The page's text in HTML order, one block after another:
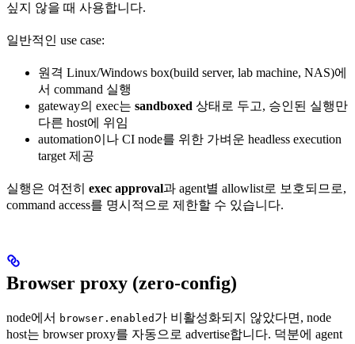
싶지 않을 때 사용합니다.
일반적인 use case:
원격 Linux/Windows box(build server, lab machine, NAS)에
서 command 실행
gateway의 exec는 sandboxed 상태로 두고, 승인된 실행만
다른 host에 위임
automation이나 CI node를 위한 가벼운 headless execution
target 제공
실행은 여전히 exec approval과 agent별 allowlist로 보호되므로,
command access를 명시적으로 제한할 수 있습니다.
Browser proxy (zero-config)
node에서 browser.enabled 가 비활성화되지 않았다면, node
host는 browser proxy를 자동으로 advertise합니다. 덕분에 agent